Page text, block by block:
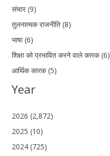
संचार (9)
तुलनात्मक राजनीति (8)
भाषा (6)
शिक्षा को प्रभावित करने वाले कारक (6)
आर्थिक कारक (5)
Year
2026 (2,872)
2025 (10)
2024 (725)